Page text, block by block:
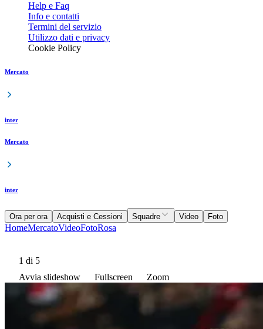
Help e Faq
Info e contatti
Termini del servizio
Utilizzo dati e privacy
Cookie Policy
Mercato
inter
Mercato
inter
Ora per ora Acquisti e Cessioni Squadre Video Foto
HomeMercatoVideoFotoRosa
1 di 5
Avvia slideshow
Fullscreen Zoom